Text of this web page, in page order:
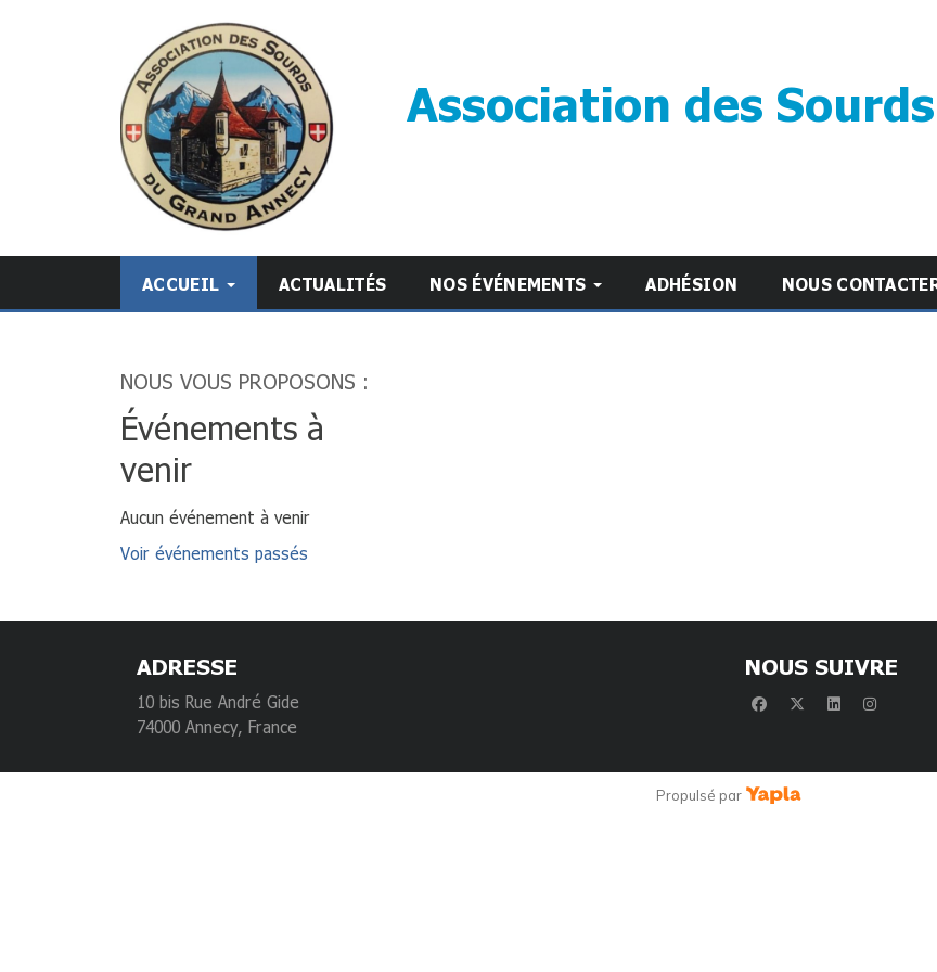
Association des
ACCUEIL ACTUALITÉS NOS ÉVÉNEMENTS ADHÉSION NOUS
NOUS VOUS PROPOSONS :
Événements à
venir
Aucun événement à venir
Voir événements passés
ADRESSE
10 bis Rue André Gide
74000 Annecy, France
NOUS SUIVRE
facebookx-twitterlinkedininstagram
Propulsé par